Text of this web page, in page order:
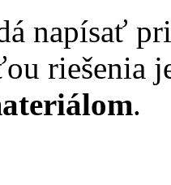
napísať
riešenia
.